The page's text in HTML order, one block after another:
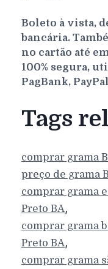
Boleto à vista,
bancária.
no cartão até
100% segura,
PagBank,
Tags
comprar grama
preço de grama
comprar grama
Preto BA,
comprar grama
Preto BA,
comprar grama